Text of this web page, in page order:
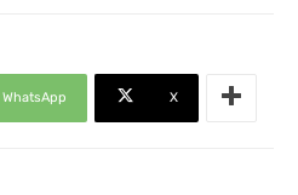
WhatsApp X